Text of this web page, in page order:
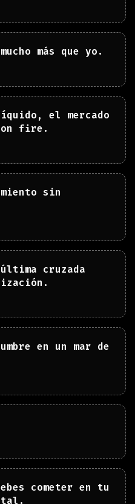
más que yo.
el mercado
fire.
sin
cruzada
en un mar de
cometer en tu